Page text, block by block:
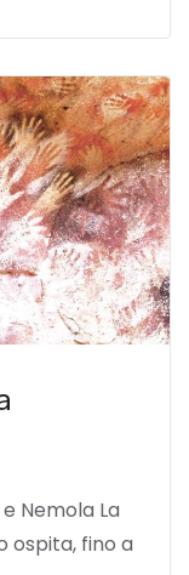
Nemola La
ospita, fino a